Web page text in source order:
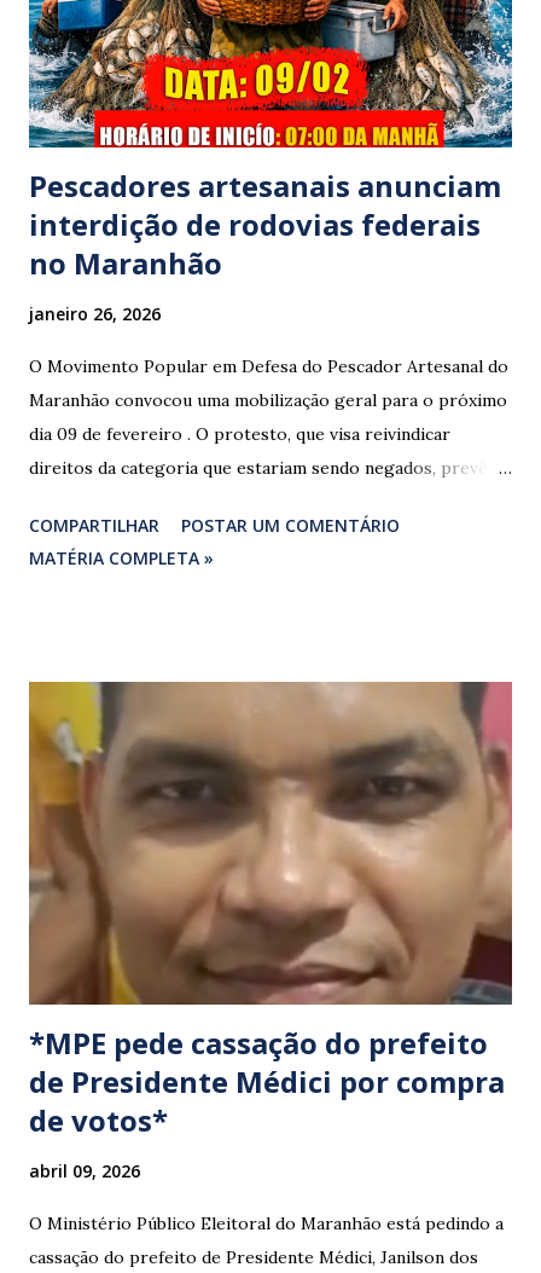
Coco", de Santa Luzia do Pará, evadiu-se do local sem
prestar assistência às vítimas. ​Atendimento e Danos ​A
Polícia Rodoviária Federal (PRF) foi acionada para atender a
ocorrênc...
Pescadores artesanais anunciam
interdição de rodovias federais
no Maranhão
janeiro 26, 2026
O Movimento Popular em Defesa do Pescador Artesanal do
Maranhão convocou uma mobilização geral para o próximo
dia 09 de fevereiro . O protesto, que visa reivindicar
direitos da categoria que estariam sendo negados, prevê o
federais que cortam o estado. ​As interdições estão
programadas para começar às 07:00 da manhã e, segundo
manifestação busca chamar a atenção das autoridades para
a pauta da pesca artesanal maranhense, exigindo o
cumprimento de garantias e assistência aos trabalhadores
do setor. Motoristas que planejam trafegar por essas
regiões na data devem estar atentos a possíveis
congestionamentos e atrasos.
COMPARTILHAR
POSTAR UM COMENTÁRIO
MATÉRIA COMPLETA »
*MPE pede cassação do prefeito
de Presidente Médici por compra
de votos*
abril 09, 2026
O Ministério Público Eleitoral do Maranhão está pedindo a
cassação do prefeito de Presidente Médici, Janilson dos